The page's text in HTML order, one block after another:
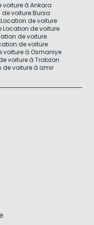
voiture à Ankara
voiture Bursa
Location de voiture
Location de voiture
de voiture
de voiture
voiture à Osmaniye
voiture à Trabzon
de voiture à Izmir